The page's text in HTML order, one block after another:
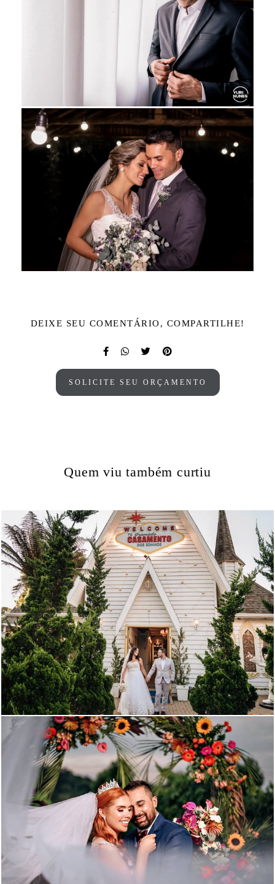
DEIXE SEU COMENTÁRIO, COMPARTILHE!
SOLICITE SEU ORÇAMENTO
Quem viu também curtiu
1475 0
1023 0